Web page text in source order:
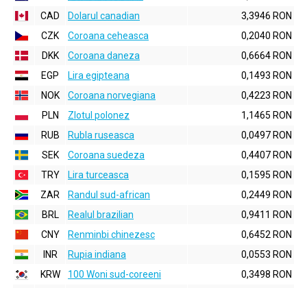
CAD
Dolarul canadian
3,3946 RON
CZK
Coroana ceheasca
0,2040 RON
DKK
Coroana daneza
0,6664 RON
EGP
Lira egipteana
0,1493 RON
NOK
Coroana norvegiana
0,4223 RON
PLN
Zlotul polonez
1,1465 RON
RUB
Rubla ruseasca
0,0497 RON
SEK
Coroana suedeza
0,4407 RON
TRY
Lira turceasca
0,1595 RON
ZAR
Randul sud-african
0,2449 RON
BRL
Realul brazilian
0,9411 RON
CNY
Renminbi chinezesc
0,6452 RON
INR
Rupia indiana
0,0553 RON
KRW
100 Woni sud-coreeni
0,3498 RON